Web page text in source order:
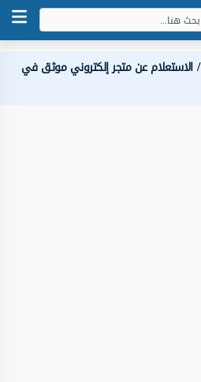
الاستعلام عن متجر إلكتروني موثق في